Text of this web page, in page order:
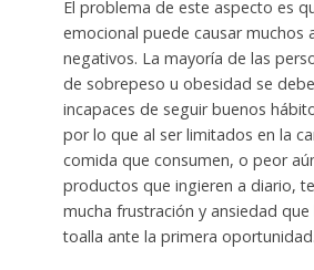
El problema de este aspecto es
emocional puede causar muchos
negativos. La mayoría de las
de sobrepeso u obesidad se
incapaces de seguir buenos
por lo que al ser limitados en la
comida que consumen, o peor
productos que ingieren a diario,
mucha frustración y ansiedad que
toalla ante la primera oportunidad.